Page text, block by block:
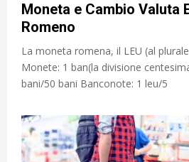
Moneta e Cambio Valuta
Romeno
La moneta romena, il LEU (al
Monete: 1 ban(la divisione
bani/50 bani Banconote: 1 leu/5